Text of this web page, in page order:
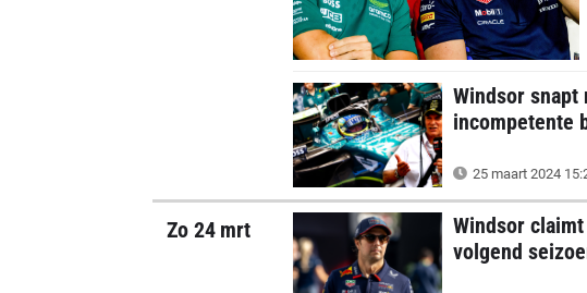
Windsor
incompetente
25 maart 2024
Zo 24 mrt
Windsor
volgend